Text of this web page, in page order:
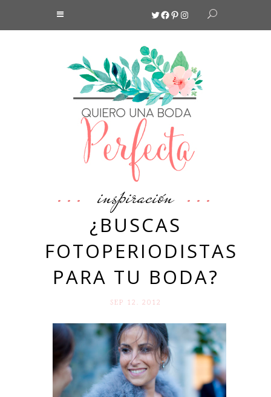
Twitter
Facebook
Pinterest
Instagram
inspiración
¿BUSCAS
FOTOPERIODISTAS
PARA TU BODA?
SEP 12. 2012